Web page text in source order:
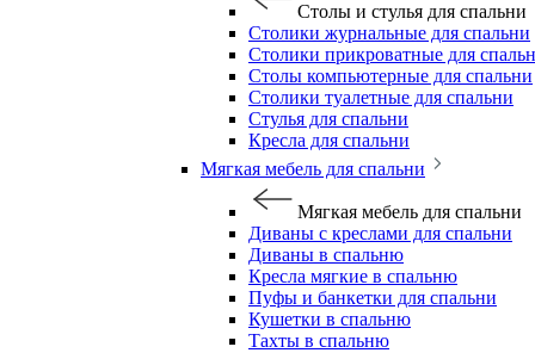
Столы и стулья для спальни
Столики журнальные для спальни
Столики прикроватные для
Столы компьютерные для спальни
Столики туалетные для спальни
Стулья для спальни
Кресла для спальни
Мягкая мебель для спальни
Мягкая мебель для спальни
Диваны с креслами для спальни
Диваны в спальню
Кресла мягкие в спальню
Пуфы и банкетки для спальни
Кушетки в спальню
Тахты в спальню